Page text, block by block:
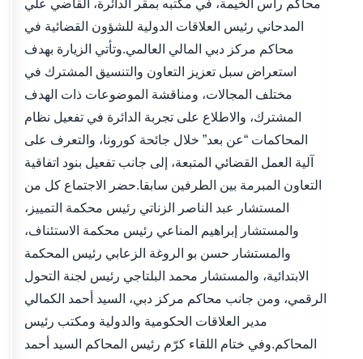
محاكم رأس الخيمة، في مكتبه بمقر الدائرة، القاضي علي
المدحاني رئيس العلاقات الدولية للشؤون القضائية في
محاكم مركز دبي المالي العالمي.وتأتي الزيارة بهدف
استعراض سبل تعزيز التعاون والتنسيق المشترك في
مختلف المجالات، ومناقشة الموضوعات ذات الهدف
المشترك، والاطلاع على تجربة الدائرة في تفعيل نظام
المحاكمات “عن بعد” خلال جائحة كورونا، والتعرف على
آلية العمل القضائي المتبعة، إلى جانب تفعيل بنود اتفاقية
التعاون المبرمة بين الطرفين سابقا.حضر الاجتماع كل من
المستشار عبد الناصر الزناتي رئيس محكمة التمييز،
والمستشار إبراهيم المناعي رئيس محكمة الاستئناف،
والمستشار حسن بو الروغة الزعابي رئيس المحكمة
الابتدائية، والمستشار محمد البلتاجي رئيس لجنة التحول
الرقمي، ومن جانب محاكم مركز دبي، السيد أحمد الكمالي
مدير العلاقات الحكومية والدولية ومكتب رئيس
المحاكم.وفي ختام اللقاء كرّم رئيس المحاكم السيد أحمد